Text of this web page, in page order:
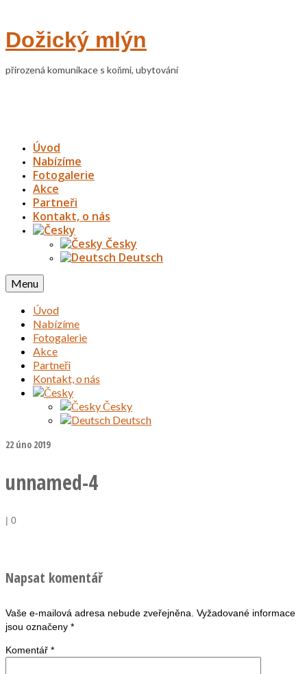
Dožický mlýn
přirozená komunikace s koňmi, ubytování
Úvod
Nabízíme
Fotogalerie
Akce
Partneři
Kontakt, o nás
Česky
Deutsch
Menu
Úvod
Nabízíme
Fotogalerie
Akce
Partneři
Kontakt, o nás
Česky
Deutsch
22 úno 2019
unnamed-4
| 0
Napsat komentář
Vaše e-mailová adresa nebude zveřejněna. Vyžadované informace
jsou označeny *
Komentář *